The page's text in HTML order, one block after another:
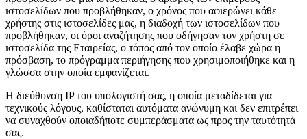
ιστοσελίδων που προβλήθηκαν, ο χρόνος που αφιερώνει κάθε
χρήστης στις ιστοσελίδες μας, η διαδοχή των ιστοσελίδων που
προβλήθηκαν, οι όροι αναζήτησης που οδήγησαν τον χρήστη σε
ιστοσελίδα της Εταιρείας, ο τόπος από τον οποίο έλαβε χώρα η
πρόσβαση, το πρόγραμμα περιήγησης που χρησιμοποιήθηκε και η
γλώσσα στην οποία εμφανίζεται.
Η διεύθυνση IP του υπολογιστή σας, η οποία μεταδίδεται για
τεχνικούς λόγους, καθίσταται αυτόματα ανώνυμη και δεν επιτρέπει
να συναχθούν οποιαδήποτε συμπεράσματα ως προς την ταυτότητά
σας.